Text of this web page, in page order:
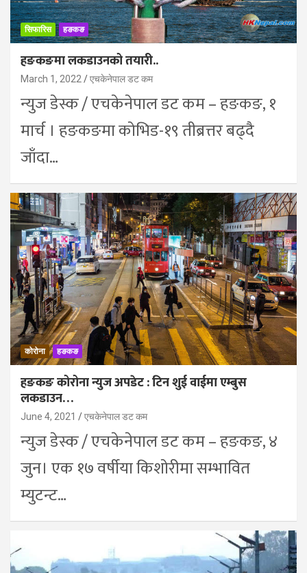
सिफारिस हङकङ
हङकङमा लकडाउनको तयारी..
March 1, 2022 एचकेनेपाल डट कम
न्युज डेस्क / एचकेनेपाल डट कम – हङकङ, १
मार्च । हङकङमा कोभिड-१९ तीब्रत्तर बढ्दै
जाँदा…
कोरोना हङकङ
हङकङ कोरोना न्युज अपडेट : टिन शुई वाईमा एम्बुस
लकडाउन…
June 4, 2021 एचकेनेपाल डट कम
न्युज डेस्क / एचकेनेपाल डट कम – हङकङ, ४
जुन। एक १७ वर्षीया किशोरीमा सम्भावित
म्युटन्ट…